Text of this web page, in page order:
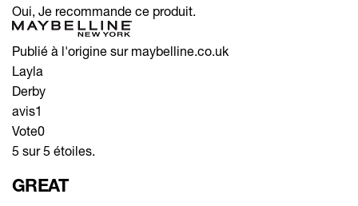
Oui, Je recommande ce produit.
Publié à l'origine sur maybelline.co.uk
Layla
Derby
avis1
Vote0
5 sur 5 étoiles.
GREAT